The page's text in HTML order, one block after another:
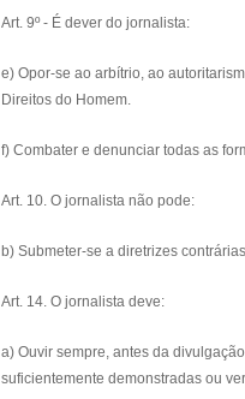
Art. 9º - É dever do jornalista:
e) Opor-se ao arbítrio, ao
Direitos do Homem.
f) Combater e denunciar todas as
Art. 10. O jornalista não pode:
b) Submeter-se a diretrizes
Art. 14. O jornalista deve:
a) Ouvir sempre, antes da
suficientemente demonstradas ou